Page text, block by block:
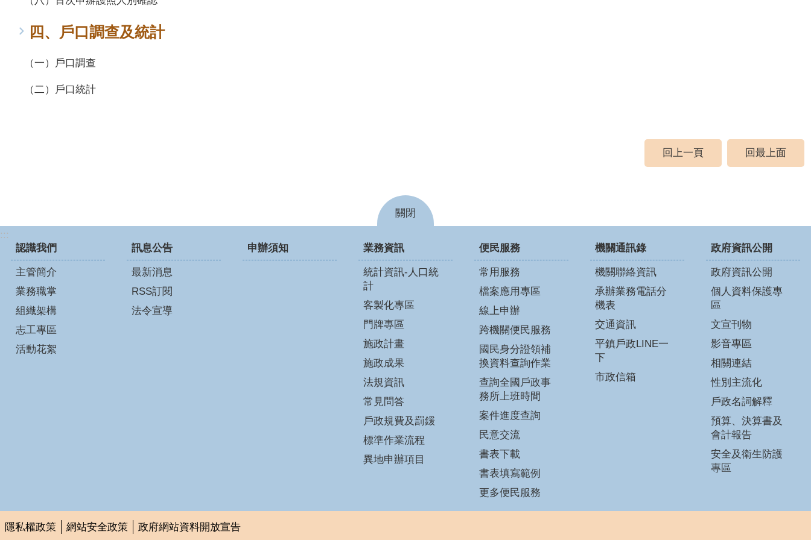
四、戶口調查及統計
（一）戶口調查
（二）戶口統計
回上一頁 回最上面
關閉
:::
認識我們
主管簡介
業務職掌
組織架構
志工專區
活動花絮
訊息公告
最新消息
RSS訂閱
法令宣導
申辦須知 業務資訊
統計資訊-人口統
計
客製化專區
門牌專區
施政計畫
施政成果
法規資訊
常見問答
戶政規費及罰鍰
標準作業流程
異地申辦項目
便民服務
常用服務
檔案應用專區
線上申辦
跨機關便民服務
國民身分證領補
換資料查詢作業
查詢全國戶政事
務所上班時間
案件進度查詢
民意交流
書表下載
書表填寫範例
更多便民服務
機關通訊錄
機關聯絡資訊
承辦業務電話分
機表
交通資訊
平鎮戶政LINE一
下
市政信箱
政府資訊公開
政府資訊公開
個人資料保護專
區
文宣刊物
影音專區
相關連結
性別主流化
戶政名詞解釋
預算、決算書及
會計報告
安全及衛生防護
專區
隱私權政策 網站安全政策 政府網站資料開放宣告